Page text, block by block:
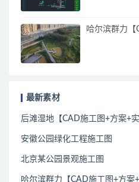
哈尔滨群力【
最新素材
后滩湿地【CAD施工图+方案+实
安徽公园绿化工程施工图
北京某公园景观施工图
哈尔滨群力【CAD施工图+方案+